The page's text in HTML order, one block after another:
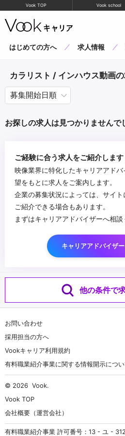
Vook TOP Vook school
はじめての方へ 求人情報
カラリスト / インハウス動画
お探しの求人は見つかりませんで
ご経験に合う求人をご紹介します
映像業界に特化したキャリアアド
望をもとに求人をご案内します。
企業の募集状況によっては、サイ
ご紹介できる場合もあります。
まずはキャリアアドバイザーへ相談
キャリアアドバイザ
他の条件で
お問い合わせ
採用担当の方へ
Vookキャリア利用規約
有料職業紹介事業に関する情報開示につ
© 2026 Vook.
Vook TOP
会社概要（運営会社）
有料職業紹介事業 許可番号：13 - ユ -